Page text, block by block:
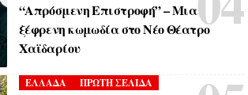
“Απρόσμενη Επιστροφή” – Μια
ξέφρενη κωμωδία στο Νέο Θέατρο
Χαϊδαρίου
ΕΛΛΑΔΑ ΠΡΩΤΗ ΣΕΛΙΔΑ